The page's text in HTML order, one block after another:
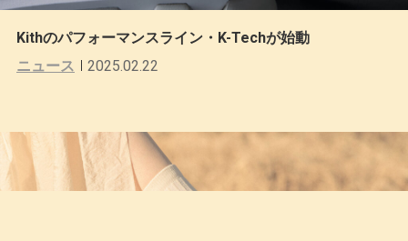
Kithのパフォーマンスライン・K-Techが始動
ニュース
2025.02.22